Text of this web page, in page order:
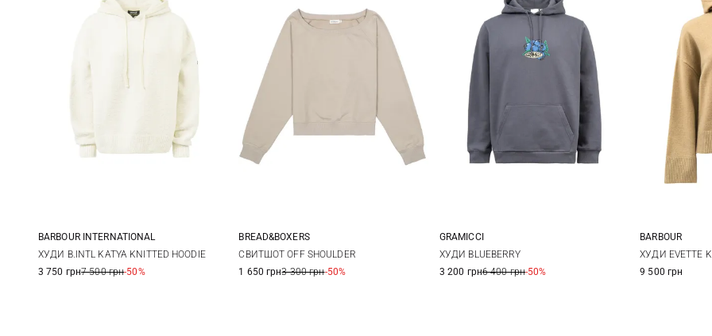
8 10 12
BARBOUR INTERNATIONAL
ХУДИ B.INTL KATYA KNITTED HOODIE
3 750 грн7 500 грн-50%
S
BREAD&BOXERS
СВИТШОТ OFF SHOULDER
1 650 грн3 300 грн-50%
S M
GRAMICCI
ХУДИ BLUEBERRY
3 200 грн6 400 грн-50%
6
BARBOUR
ХУДИ EVETTE
9 500 грн